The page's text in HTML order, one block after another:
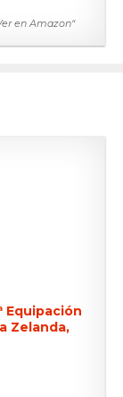
en Amazon“
Equipación
Zelanda,